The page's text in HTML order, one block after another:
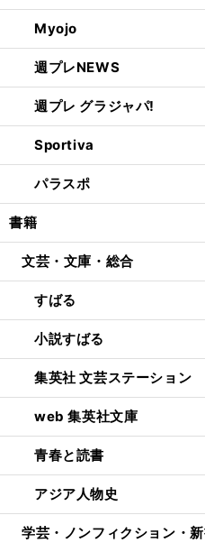
Myojo
週プレNEWS
週プレ グラジャパ!
Sportiva
パラスポ
書籍
文芸・文庫・総合
すばる
小説すばる
集英社 文芸ステーション
web 集英社文庫
青春と読書
アジア人物史
学芸・ノンフィクション・